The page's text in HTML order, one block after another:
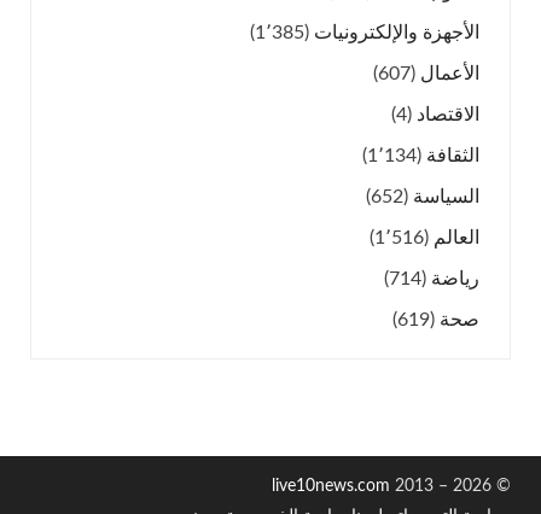
الأجهزة والإلكترونيات (1٬385)
الأعمال (607)
الاقتصاد (4)
الثقافة (1٬134)
السياسة (652)
العالم (1٬516)
رياضة (714)
صحة (619)
©
live10news.com 2013 – 2026